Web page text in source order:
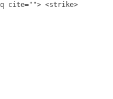
cite=""> <strike>